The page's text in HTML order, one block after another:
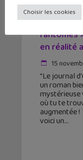
« Le
fantômes
en réalité
15
"Le journal
un roman
mystérieuse
où tu te
augmentée !
voici un
Choisir les cookies